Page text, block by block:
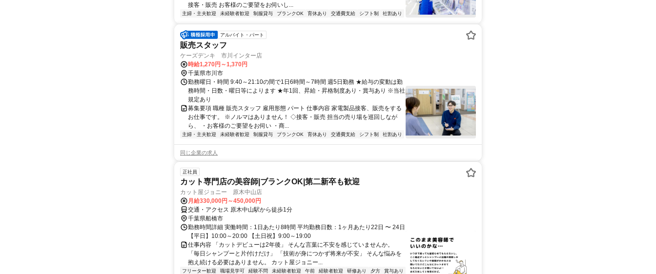
接客・販売 お客様のご要望をお伺いし...
主婦・主夫歓迎 未経験者歓迎 制服貸与 ブランクOK 育休あり 交通費支給 シフト制 社割あり
アルバイト・パート
販売スタッフ
ケーズデンキ 市川インター店
時給1,270円～1,370円
千葉県市川市
勤務曜日・時間 9:40～21:10の間で1日6時間～7時間 週5日勤務 ★給与の変動は勤
務時間・日数・曜日等によります ★年1回、昇給・昇格制度あり・賞与あり ※当社
規定あり
募集要項 職種 販売スタッフ 雇用形態 パート 仕事内容 家電製品接客、販売をする
お仕事です。 ※ノルマはありません！ ◇接客・販売 担当の売り場を巡回しなが
ら、 ・お客様のご要望をお伺い ・商...
主婦・主夫歓迎 未経験者歓迎 制服貸与 ブランクOK 育休あり 交通費支給 シフト制 社割あり
同じ企業の求人
正社員
カット専門店の美容師|ブランクOK|第二新卒も歓迎
カット屋ジョニー 原木中山店
月給330,000円～450,000円
交通・アクセス 原木中山駅から徒歩1分
千葉県船橋市
勤務時間詳細 実働時間：1日あたり8時間 平均勤務日数：1ヶ月あたり22日 〜 24日
【平日】10:00～20:00 【土日祝】9:00～19:00
仕事内容 「カットデビューは2年後」 そんな言葉に不安を感じていませんか。
「毎日シャンプーと片付けだけ」 「技術が身につかず将来が不安」 そんな悩みを
抱え続ける必要はありません。 カット屋ジョニー...
フリーター歓迎 職場見学可 経験不問 未経験者歓迎 午前 経験者歓迎 研修あり 夕方
賞与あり